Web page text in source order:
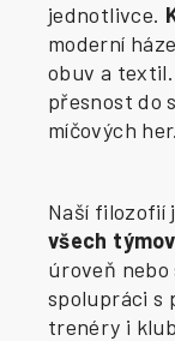
jednotlivce.
moderní
obuv a textil.
přesnost do
míčových her.
Naší filozofií
všech
úroveň nebo
spolupráci s
trenéry i